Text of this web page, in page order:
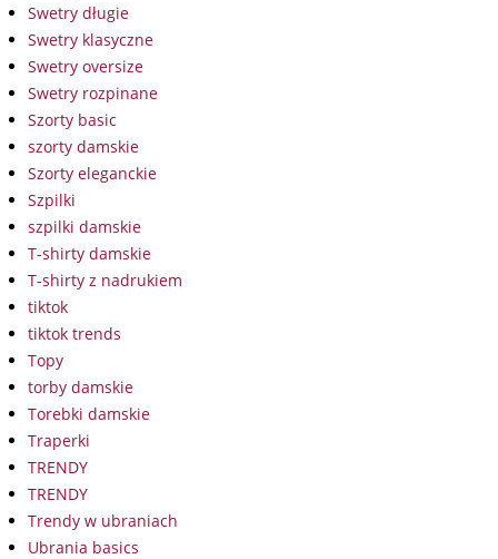
Swetry długie
Swetry klasyczne
Swetry oversize
Swetry rozpinane
Szorty basic
szorty damskie
Szorty eleganckie
Szpilki
szpilki damskie
T-shirty damskie
T-shirty z nadrukiem
tiktok
tiktok trends
Topy
torby damskie
Torebki damskie
Traperki
TRENDY
TRENDY
Trendy w ubraniach
Ubrania basics